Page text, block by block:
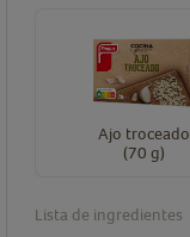
Ajo troceado
(70 g)
Lista de ingredientes